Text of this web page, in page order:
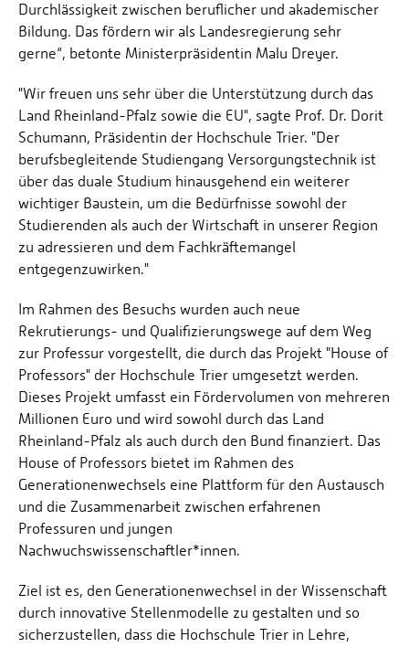
Durchlässigkeit zwischen beruflicher und akademischer
Bildung. Das fördern wir als Landesregierung sehr
gerne“, betonte Ministerpräsidentin Malu Dreyer.
"Wir freuen uns sehr über die Unterstützung durch das
Land Rheinland-Pfalz sowie die EU", sagte Prof. Dr. Dorit
Schumann, Präsidentin der Hochschule Trier. "Der
berufsbegleitende Studiengang Versorgungstechnik ist
über das duale Studium hinausgehend ein weiterer
wichtiger Baustein, um die Bedürfnisse sowohl der
Studierenden als auch der Wirtschaft in unserer Region
zu adressieren und dem Fachkräftemangel
entgegenzuwirken."
Im Rahmen des Besuchs wurden auch neue
Rekrutierungs- und Qualifizierungswege auf dem Weg
zur Professur vorgestellt, die durch das Projekt "House of
Professors" der Hochschule Trier umgesetzt werden.
Dieses Projekt umfasst ein Fördervolumen von mehreren
Millionen Euro und wird sowohl durch das Land
Rheinland-Pfalz als auch durch den Bund finanziert. Das
House of Professors bietet im Rahmen des
Generationenwechsels eine Plattform für den Austausch
und die Zusammenarbeit zwischen erfahrenen
Professuren und jungen
Nachwuchswissenschaftler*innen.
Ziel ist es, den Generationenwechsel in der Wissenschaft
durch innovative Stellenmodelle zu gestalten und so
sicherzustellen, dass die Hochschule Trier in Lehre,